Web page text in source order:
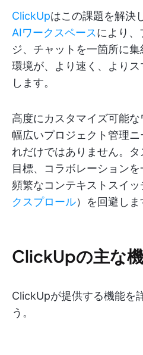
ClickUpはこの課題を解決
AIワークスペースにより、
ジ、チャットを一箇所に
環境が、より速く、より
します。
高度にカスタマイズ可能な
幅広いプロジェクト管理
れだけではありません。タ
目標、コラボレーションを
頻繁なコンテキストスイッ
クスプロール）を回避しま
ClickUpの主な
ClickUpが提供する機能を
う。